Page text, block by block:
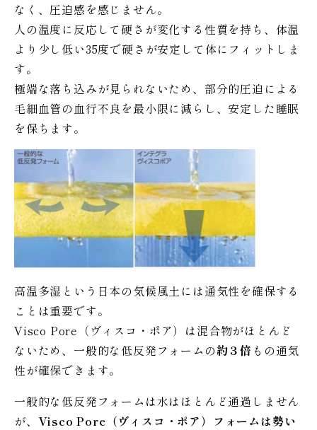
なく、圧迫感を感じません。
人の温度に反応して硬さが変化する性質を持ち、体温
より少し低い35度で硬さが安定して体にフィットしま
す。
極端な落ち込みが見られないため、部分的圧迫による
毛細血管の血行不良を最小限に減らし、安定した睡眠
を保ちます。
高温多湿という日本の気候風土には通気性を確保する
ことは重要です。
Visco Pore（ヴィスコ・ポア）は混合物がほとんど
ないため、一般的な低反発フォームの約３倍 もの通気
性が確保できます。
一般的な低反発フォームは水はほとんど通過しません
が、 Visco Pore（ヴィスコ・ポア）フォームは勢い